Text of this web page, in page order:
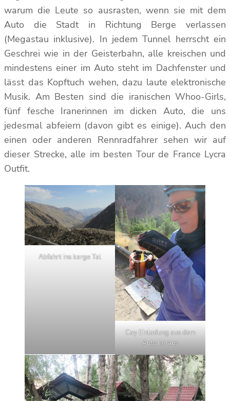
warum die Leute so ausrasten, wenn sie mit dem
Auto die Stadt in Richtung Berge verlassen
(Megastau inklusive). In jedem Tunnel herrscht ein
Geschrei wie in der Geisterbahn, alle kreischen und
mindestens einer im Auto steht im Dachfenster und
lässt das Kopftuch wehen, dazu laute elektronische
Musik. Am Besten sind die iranischen Whoo-Girls,
fünf fesche Iranerinnen im dicken Auto, die uns
jedesmal abfeiern (davon gibt es einige). Auch den
einen oder anderen Rennradfahrer sehen wir auf
dieser Strecke, alle im besten Tour de France Lycra
Outfit.
Abfahrt ins karge Tal
Cay Einladung aus dem
Auto heraus